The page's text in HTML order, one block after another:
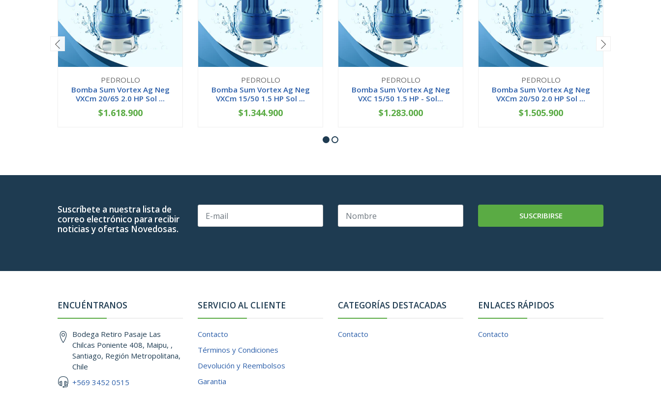
PEDROLLO
Bomba Sum Vortex Ag Neg
VXCm 20/65 2.0 HP Sol ...
+
$1.618.900
PEDROLLO
Bomba Sum Vortex Ag Neg
VXCm 15/50 1.5 HP Sol ...
+
$1.344.900
PEDROLLO
Bomba Sum Vortex Ag Neg
VXC 15/50 1.5 HP - Sol...
+
$1.283.000
PEDROLLO
Bomba Sum Vortex Ag Neg
VXCm 20/50 2.0 HP Sol ...
+
$1.505.900
Suscríbete a nuestra lista de
correo electrónico para recibir
noticias y ofertas Novedosas.
SUSCRIBIRSE
ENCUÉNTRANOS
Bodega Retiro Pasaje Las
Chilcas Poniente 408, Maipu, ,
Santiago, Región Metropolitana,
Chile
+569 3452 0515
SERVICIO AL CLIENTE
Contacto
Términos y Condiciones
Devolución y Reembolsos
Garantia
CATEGORÍAS DESTACADAS
Contacto
ENLACES RÁPIDOS
Contacto